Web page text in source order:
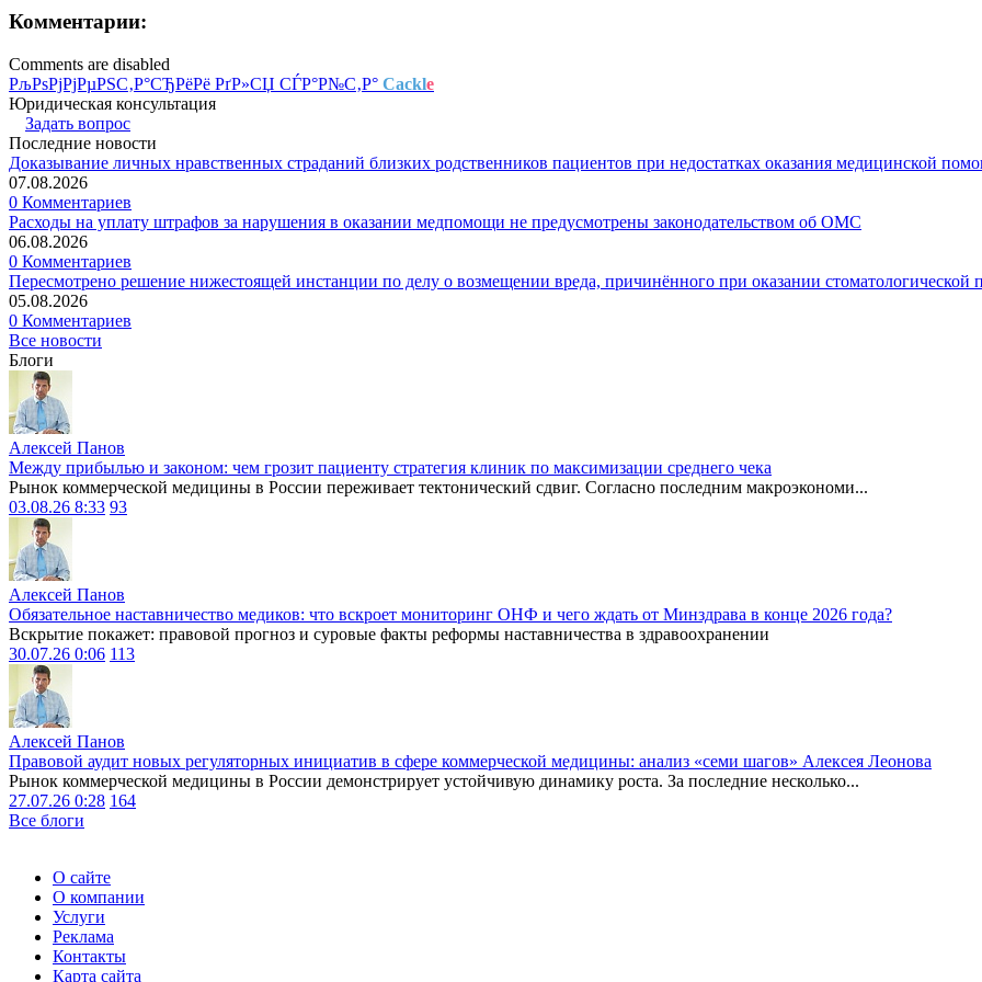
Комментарии:
Comments are disabled
РљРѕРјРјРµРЅС‚Р°СЂРёРё РґР»СЏ СЃР°Р№С‚Р° Cackle
Юридическая консультация
Задать вопрос
Последние новости
Доказывание личных нравственных страданий близких родственников пациентов при недостатках оказания медицинской
07.08.2026
0 Комментариев
Расходы на уплату штрафов за нарушения в оказании медпомощи не предусмотрены законодательством об ОМС
06.08.2026
0 Комментариев
Пересмотрено решение нижестоящей инстанции по делу о возмещении вреда, причинённого при оказании стоматологической
05.08.2026
0 Комментариев
Все новости
Блоги
Алексей Панов
Между прибылью и законом: чем грозит пациенту стратегия клиник по максимизации среднего чека
Рынок коммерческой медицины в России переживает тектонический сдвиг. Согласно последним макроэкономи...
03.08.26 8:33 93
Алексей Панов
Обязательное наставничество медиков: что вскроет мониторинг ОНФ и чего ждать от Минздрава в конце 2026 года?
Вскрытие покажет: правовой прогноз и суровые факты реформы наставничества в здравоохранении
30.07.26 0:06 113
Алексей Панов
Правовой аудит новых регуляторных инициатив в сфере коммерческой медицины: анализ «семи шагов» Алексея Леонова
Рынок коммерческой медицины в России демонстрирует устойчивую динамику роста. За последние несколько...
27.07.26 0:28 164
Все блоги
О сайте
О компании
Услуги
Реклама
Контакты
Карта сайта